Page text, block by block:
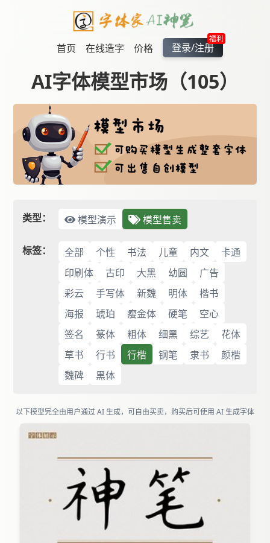
首页 在线造字 价格
福利
登录/注册
AI字体模型市场（105）
类型： 模型演示 模型售卖
标签： 全部 个性 书法 儿童 内文
卡通
印刷体
古印 大黑 幼圆
广告
彩云
手写体 新魏 明体
楷书
海报
琥珀 瘦金体 硬笔
空心
签名
篆体 粗体 细黑 综艺
花体
草书
行书 行楷 钢笔 隶书
颜楷
魏碑
黑体
以下模型完全由用户通过 AI 生成，可自由买卖，购买后可使用 AI 生成字体